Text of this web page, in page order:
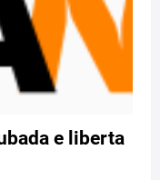
e liberta